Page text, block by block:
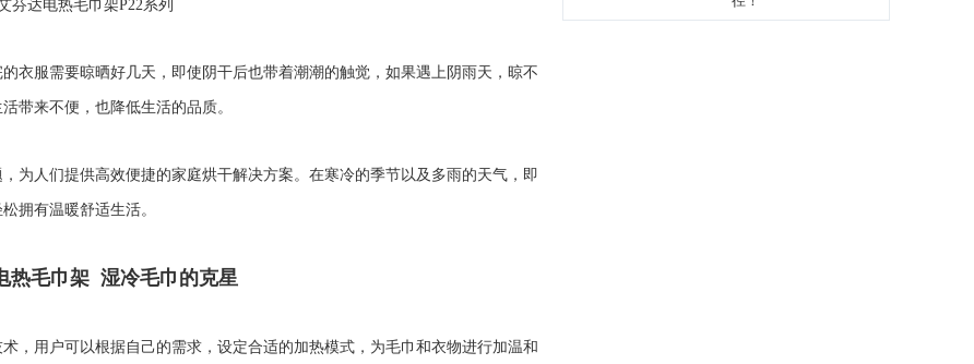
芬达电热毛巾架P22系列
衣服需要晾晒好几天，即使阴干后也带着潮潮的触觉，如果遇上阴雨天，晾不
带来不便，也降低生活的品质。
为人们提供高效便捷的家庭烘干解决方案。在寒冷的季节以及多雨的天气，即
拥有温暖舒适生活。
热毛巾架 湿冷毛巾的克星
，用户可以根据自己的需求，设定合适的加热模式，为毛巾和衣物进行加温和